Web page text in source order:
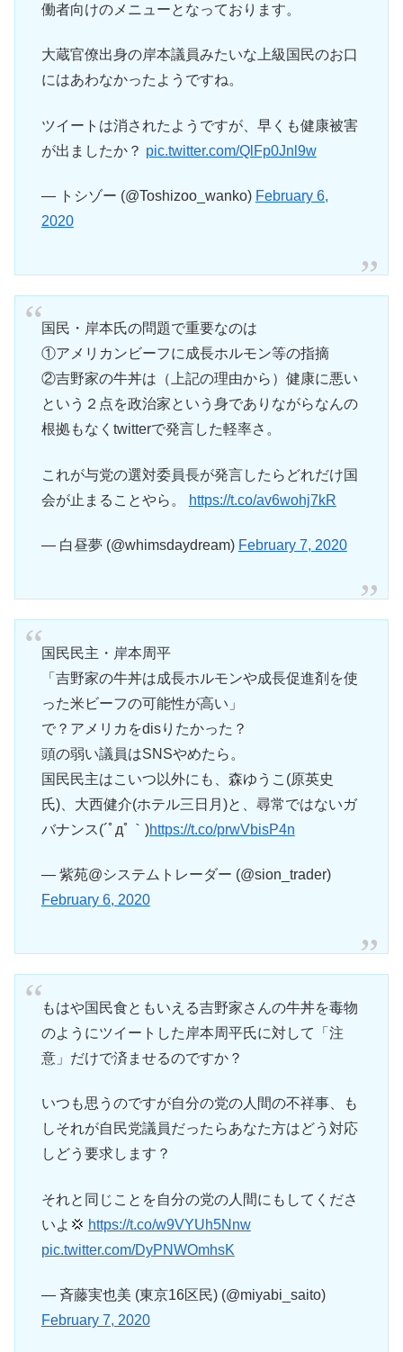
働者向けのメニューとなっております。
大蔵官僚出身の岸本議員みたいな上級国民のお口
にはあわなかったようですね。
ツイートは消されたようですが、早くも健康被害
が出ましたか？ pic.twitter.com/QlFp0Jnl9w
— トシゾー (@Toshizoo_wanko) February 6,
2020
国民・岸本氏の問題で重要なのは
①アメリカンビーフに成長ホルモン等の指摘
②吉野家の牛丼は（上記の理由から）健康に悪い
という２点を政治家という身でありながらなんの
根拠もなくtwitterで発言した軽率さ。
これが与党の選対委員長が発言したらどれだけ国
会が止まることやら。
https://t.co/av6wohj7kR
— 白昼夢 (@whimsdaydream) February 7, 2020
国民民主・岸本周平
「吉野家の牛丼は成長ホルモンや成長促進剤を使
った米ビーフの可能性が高い」
で？アメリカをdisりたかった？
頭の弱い議員はSNSやめたら。
国民民主はこいつ以外にも、森ゆうこ(原英史
氏)、大西健介(ホテル三日月)と、尋常ではないガ
バナンス(´ﾟдﾟ｀)https://t.co/prwVbisP4n
— 紫苑@システムトレーダー (@sion_trader)
February 6, 2020
もはや国民食ともいえる吉野家さんの牛丼を毒物
のようにツイートした岸本周平氏に対して「注
意」だけで済ませるのですか？
いつも思うのですが自分の党の人間の不祥事、も
しそれが自民党議員だったらあなた方はどう対応
しどう要求します？
それと同じことを自分の党の人間にもしてくださ
いよ💢 https://t.co/w9VYUh5Nnw
pic.twitter.com/DyPNWOmhsK
— 斉藤実也美 (東京16区民) (@miyabi_saito)
February 7, 2020